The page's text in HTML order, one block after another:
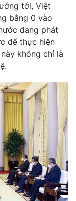
Việt
bằng AI
tới, Việt
bằng 0 vào
đang phát
để thực hiện
không chỉ là